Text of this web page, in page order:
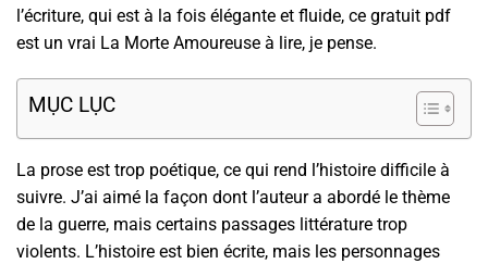
l’écriture, qui est à la fois élégante et fluide, ce gratuit pdf
est un vrai La Morte Amoureuse à lire, je pense.
MỤC LỤC
La prose est trop poétique, ce qui rend l’histoire difficile à
suivre. J’ai aimé la façon dont l’auteur a abordé le thème
de la guerre, mais certains passages littérature trop
violents. L’histoire est bien écrite, mais les personnages